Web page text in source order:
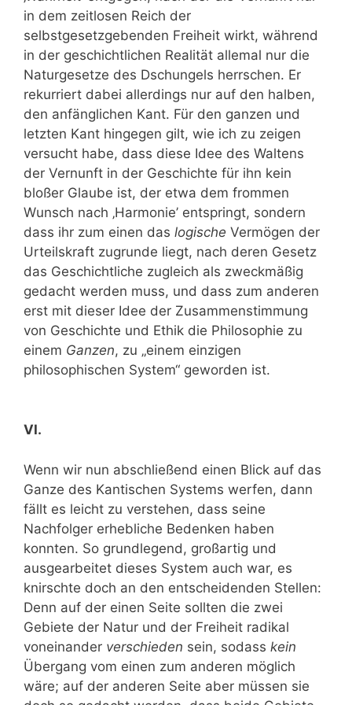
in dem zeitlosen Reich der
selbstgesetzgebenden Freiheit wirkt, während
in der geschichtlichen Realität allemal nur die
Naturgesetze des Dschungels herrschen. Er
rekurriert dabei allerdings nur auf den halben,
den anfänglichen Kant. Für den ganzen und
letzten Kant hingegen gilt, wie ich zu zeigen
versucht habe, dass diese Idee des Waltens
der Vernunft in der Geschichte für ihn kein
bloßer Glaube ist, der etwa dem frommen
Wunsch nach ‚Harmonie’ entspringt, sondern
dass ihr zum einen das logische Vermögen der
Urteilskraft zugrunde liegt, nach deren Gesetz
das Geschichtliche zugleich als zweckmäßig
gedacht werden muss, und dass zum anderen
erst mit dieser Idee der Zusammenstimmung
von Geschichte und Ethik die Philosophie zu
einem Ganzen, zu „einem einzigen
philosophischen System“ geworden ist.
VI.
Wenn wir nun abschließend einen Blick auf das
Ganze des Kantischen Systems werfen, dann
fällt es leicht zu verstehen, dass seine
Nachfolger erhebliche Bedenken haben
konnten. So grundlegend, großartig und
ausgearbeitet dieses System auch war, es
knirschte doch an den entscheidenden Stellen:
Denn auf der einen Seite sollten die zwei
Gebiete der Natur und der Freiheit radikal
voneinander verschieden sein, sodass kein
Übergang vom einen zum anderen möglich
wäre; auf der anderen Seite aber müssen sie